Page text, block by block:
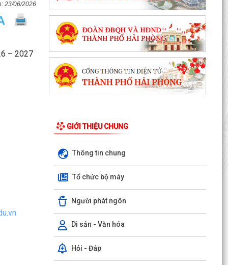
23/06/2026
– 2027
GIỚI THIỆU CHUNG
Thông tin chung
Tổ chức bộ máy
Người phát ngôn
Di sản - Văn hóa
Hỏi - Đáp